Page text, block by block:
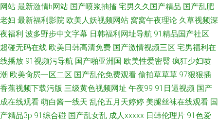
网站 最新激情h网站 国产喷浆抽搐 宅男久久国产精品 国产乱肥
老妇 最新福利影院 欧美人妖视频网站 窝窝午夜理论 久草视频深
夜福利 波多野步中文字幕 日韩福利网址导航 91精品国产社区
超碰无码在线 欧美日韩高清免费 国产激情视频三区 宅男福利在
线播放 91视频污导航 国产啪亚洲国 欧美性爱密臀 疯狂少妇喷
潮 欧美肏屄一区二区 国产乱伦免费观看 偷拍草草草 97狠狠插
香蕉视频下载污版 三级黄色视频网址 午夜99 91日逼视频 国产
成在线观看 萌白酱一线天 乱伦五月天婷婷 美腿丝袜在线观看 国
产精品3p 91综合碰 国产乱女乱 成人xxxxx 日韩伦理片 91色爱